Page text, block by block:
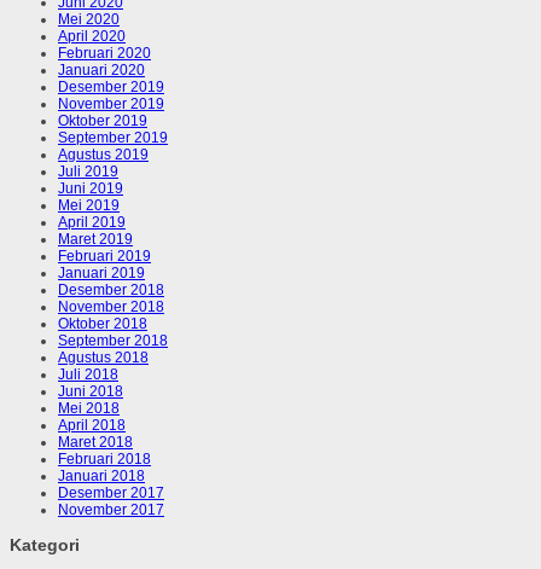
Mei 2020
April 2020
Februari 2020
Januari 2020
Desember 2019
November 2019
Oktober 2019
September 2019
Agustus 2019
Juli 2019
Juni 2019
Mei 2019
April 2019
Maret 2019
Februari 2019
Januari 2019
Desember 2018
November 2018
Oktober 2018
September 2018
Agustus 2018
Juli 2018
Juni 2018
Mei 2018
April 2018
Maret 2018
Februari 2018
Januari 2018
Desember 2017
November 2017
Kategori